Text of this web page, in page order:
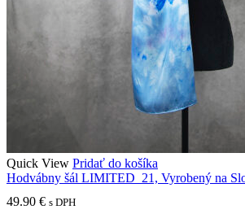
Quick View Pridať do košíka
Hodvábny šál LIMITED_21, Vyrobený na
49.90 € s DPH